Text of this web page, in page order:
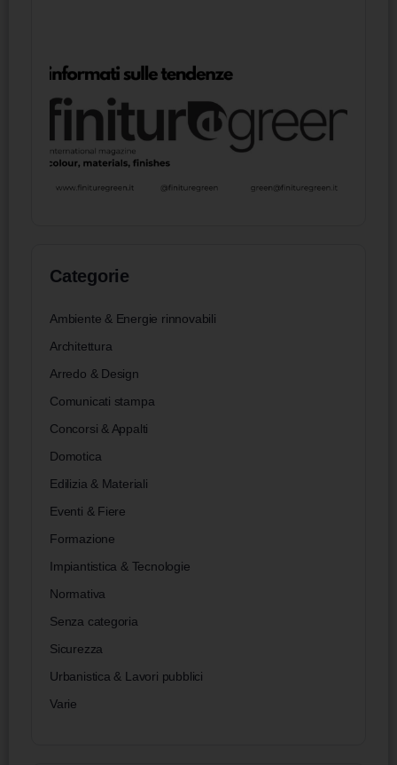
Categorie
Ambiente & Energie rinnovabili
Architettura
Arredo & Design
Comunicati stampa
Concorsi & Appalti
Domotica
Edilizia & Materiali
Eventi & Fiere
Formazione
Impiantistica & Tecnologie
Normativa
Senza categoria
Sicurezza
Urbanistica & Lavori pubblici
Varie